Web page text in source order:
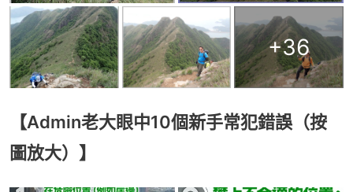
+36
【Admin老大眼中10個新手常犯錯誤（按
圖放大）】